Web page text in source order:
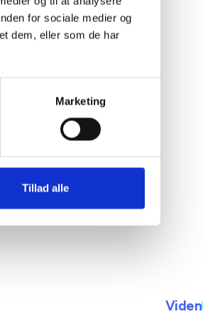
for sociale medier og
dem, eller som de har
Marketing
Tillad alle
BL's
har
Viden